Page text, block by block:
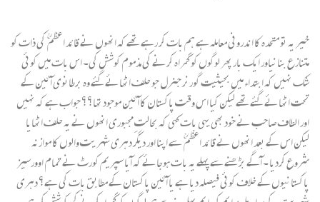
خیر یہ تو متحدہ کا اندرونی معاملہ ہے ہم بات کر رہے تھے کہ انھوں نے قائد اعظم ؒ کی ذات کو
متنازع بنانیاور ایک بار پھر لوگوں کو گمراہ کرنے کی مذموم کوشش کی۔ اس بات میں کوئی
شک نہیں کہ ابتداء میں بحیثیت گورنر جنرل جو حلف اٹھائے گئے وہ برطانوی آئین کے
تحت اٹھائے گئے تھے لیکن کیا اس وقت پاکستان کا آئین موجود تھا؟؟ جواب ہے کہ نہیں
اور الطاف صاحب نے خود بھی یہی بات کہی کہ بحالتِ مجبوری انھوں نے یہ حلف اٹھایا
لیکن اس کے بعد انھوں نے قائد اعظم ؒ سے اپنا اور دیگر دہری شہریت والوں کا موازنہ
شروع کردیا ۔ آگے بڑھنے سے پہلے یہ بات ہوجائے کہ آیا سپریم کورٹ نے تمام اوورسیز
پاکستانیوں کے خلاف کوئی فیصلہ دیا ہے یا آئین پاکستان کے مطابق بات کی ہے؟ دہری